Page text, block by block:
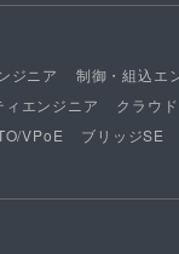
ジニア 制御・組込エ
ィエンジニア クラウ
VPoE ブリッジSE